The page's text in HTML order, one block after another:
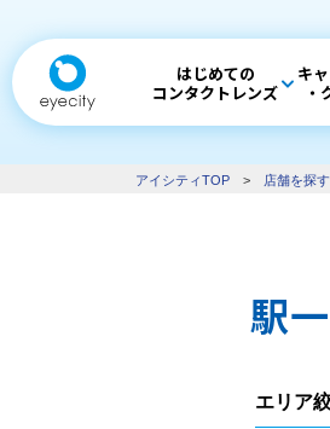
はじめての
コンタクトレンズ
キ
・
アイシティTOP > 店舗を探す
駅
エリア